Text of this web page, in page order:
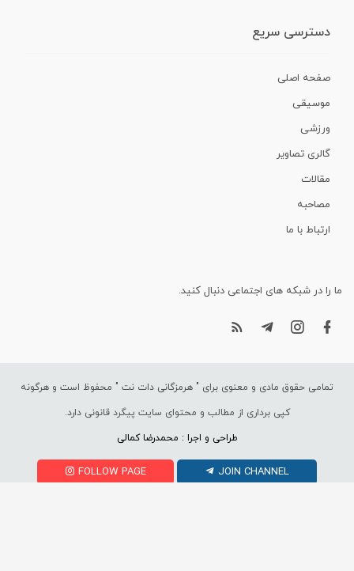
دسترسی سریع
صفحه اصلی
موسیقی
ورزشی
گالری تصاویر
مقالات
مصاحبه
ارتباط با ما
ما را در شبکه های اجتماعی دنبال کنید.
تمامی حقوق مادی و معنوی برای " هرمزگانی دات نت " محفوظ است و هرگونه
کپی برداری از مطالب و محتوای سایت پیگرد قانونی دارد.
طراحی و اجرا : محمدرضا کمالی
FOLLOW PAGE JOIN CHANNEL